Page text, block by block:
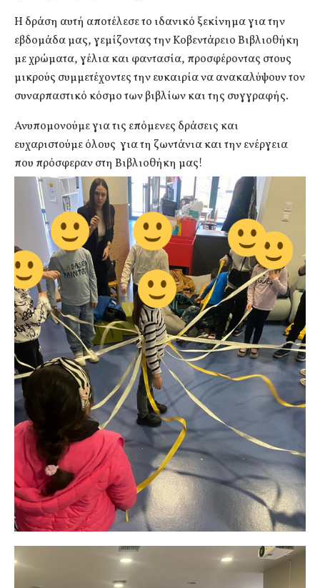
Η δράση αυτή αποτέλεσε το ιδανικό ξεκίνημα για την
εβδομάδα μας, γεμίζοντας την Κοβεντάρειο Βιβλιοθήκη
με χρώματα, γέλια και φαντασία, προσφέροντας στους
μικρούς συμμετέχοντες την ευκαιρία να ανακαλύψουν τον
συναρπαστικό κόσμο των βιβλίων και της συγγραφής.
Ανυπομονούμε για τις επόμενες δράσεις και
ευχαριστούμε όλους για τη ζωντάνια και την ενέργεια
που πρόσφεραν στη Βιβλιοθήκη μας!